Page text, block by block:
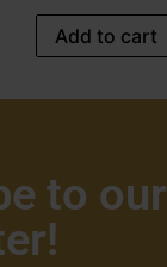
Add to cart
to our